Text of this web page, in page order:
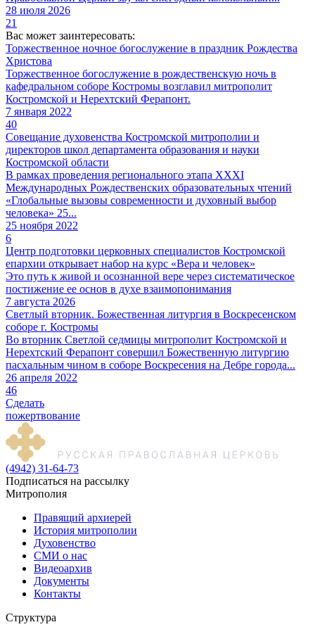
28 июля 2026
21
Вас может заинтересовать:
Торжественное ночное богослужение в праздник Рождества
Христова
Торжественное богослужение в рождественскую ночь в
кафедральном соборе Костромы возглавил митрополит
Костромской и Нерехтский Ферапонт.
7 января 2022
40
Совещание духовенства Костромской митрополии и
директоров школ департамента образования и науки
Костромской области
В рамках проведения регионального этапа ХХХI
Международных Рождественских образовательных чтений
«Глобальные вызовы современности и духовный выбор
человека» 25...
25 ноября 2022
6
Центр подготовки церковных специалистов Костромской
епархии открывает набор на курс «Вера и человек»
Это путь к живой и осознанной вере через систематическое
постижение ее основ в духе взаимопонимания
7 августа 2026
Светлый вторник. Божественная литургия в Воскресенском
соборе г. Костромы
Во вторник Светлой седмицы митрополит Костромской и
Нерехтский Ферапонт совершил Божественную литургию
пасхальным чином в соборе Воскресения на Дебре города...
26 апреля 2022
46
Сделать
пожертвование
(4942) 31-64-73
Подписаться на рассылку
Митрополия
Правящий архиерей
История митрополии
Духовенство
СМИ о нас
Видеоархив
Документы
Контакты
Структура